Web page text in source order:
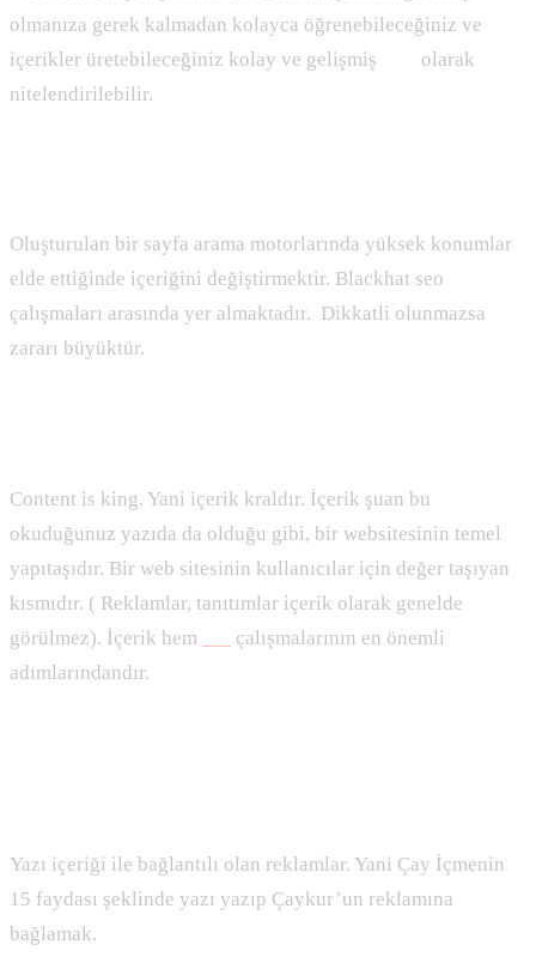
olmanıza gerek kalmadan kolayca öğrenebileceğiniz ve
içerikler üretebileceğiniz kolay ve gelişmiş
olarak
nitelendirilebilir.
Oluşturulan bir sayfa arama motorlarında yüksek konumlar
elde ettiğinde içeriğini değiştirmektir. Blackhat seo
çalışmaları arasında yer almaktadır. Dikkatli olunmazsa
zararı büyüktür.
Content is king. Yani içerik kraldır. İçerik şuan bu
okuduğunuz yazıda da olduğu gibi, bir websitesinin temel
yapıtaşıdır. Bir web sitesinin kullanıcılar için değer taşıyan
kısmıdır. ( Reklamlar, tanıtımlar içerik olarak genelde
görülmez). İçerik hem
çalışmalarının en önemli
adımlarındandır.
Yazı içeriği ile bağlantılı olan reklamlar. Yani Çay İçmenin
15 faydası şeklinde yazı yazıp Çaykur’un reklamına
bağlamak.